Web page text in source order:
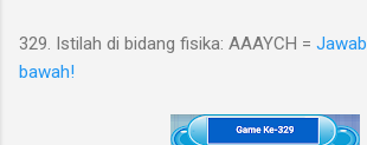
329. Istilah di bidang fisika: AAAYCH =
bawah!